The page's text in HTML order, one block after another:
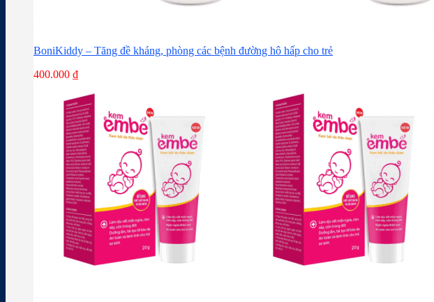
BoniKiddy – Tăng đề kháng, phòng các bệnh đường hô hấp cho trẻ
400.000 ₫